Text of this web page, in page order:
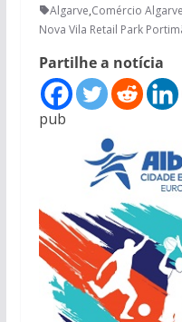
Algarve,Comércio Algarve
Nova Vila Retail Park
Partilhe a notícia
pub